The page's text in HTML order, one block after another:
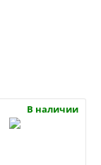
В наличии